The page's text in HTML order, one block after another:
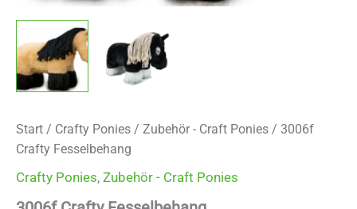
Start / Crafty Ponies / Zubehör - Craft Ponies / 3006f
Crafty Fesselbehang
Crafty Ponies, Zubehör - Craft Ponies